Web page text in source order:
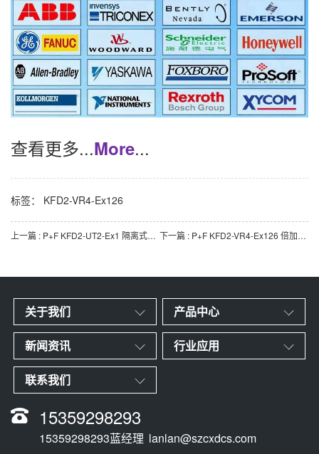
查看更多...More...
标签： KFD2-VR4-Ex126
上一篇 : P+F KFD2-UT2-Ex1 隔离式安全栅通用温度转换器 下一篇 : P+F KFD2-VR4-Ex126 倍加福振动传感器输入安全栅
关于我们 产品中心
新闻资讯 行业应用
联系我们
15359298293
15359298293蓝经理 lanlan@szcxdcs.com